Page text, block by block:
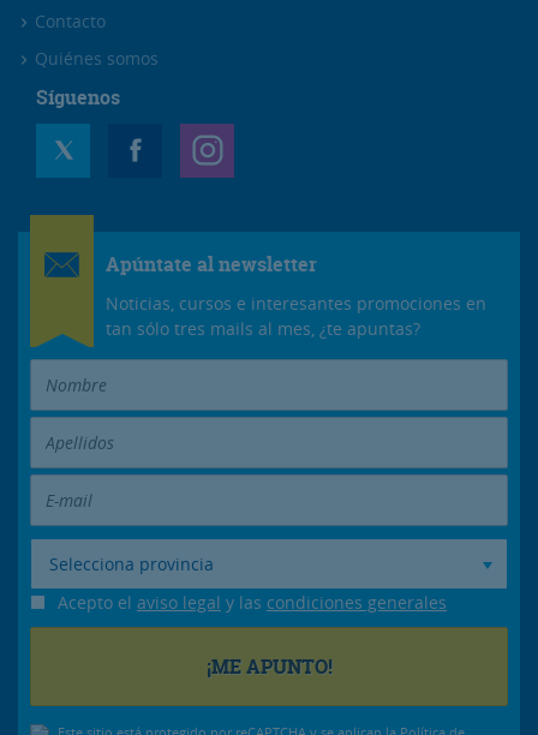
Contacto
Quiénes somos
Síguenos
Apúntate al newsletter
Noticias, cursos e interesantes promociones en
tan sólo tres mails al mes, ¿te apuntas?
Selecciona provincia
Acepto el aviso legal y las condiciones generales